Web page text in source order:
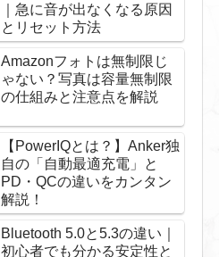
｜急に音が出なくなる原因
とリセット方法
Amazonフォトは無制限じ
ゃない？写真は容量無制限
の仕組みと注意点を解説
【PowerIQとは？】Anker独
自の「自動最適充電」と
PD・QCの違いをカンタン
解説！
Bluetooth 5.0と5.3の違い｜
初心者でも分かる安定性と